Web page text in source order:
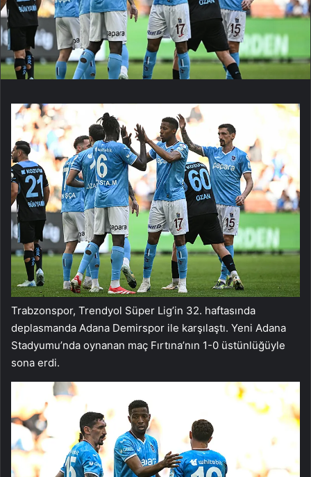
Trabzonspor, Trendyol Süper Lig’in 32. haftasında
deplasmanda Adana Demirspor ile karşılaştı. Yeni Adana
Stadyumu’nda oynanan maç Fırtına’nın 1-0 üstünlüğüyle
sona erdi.